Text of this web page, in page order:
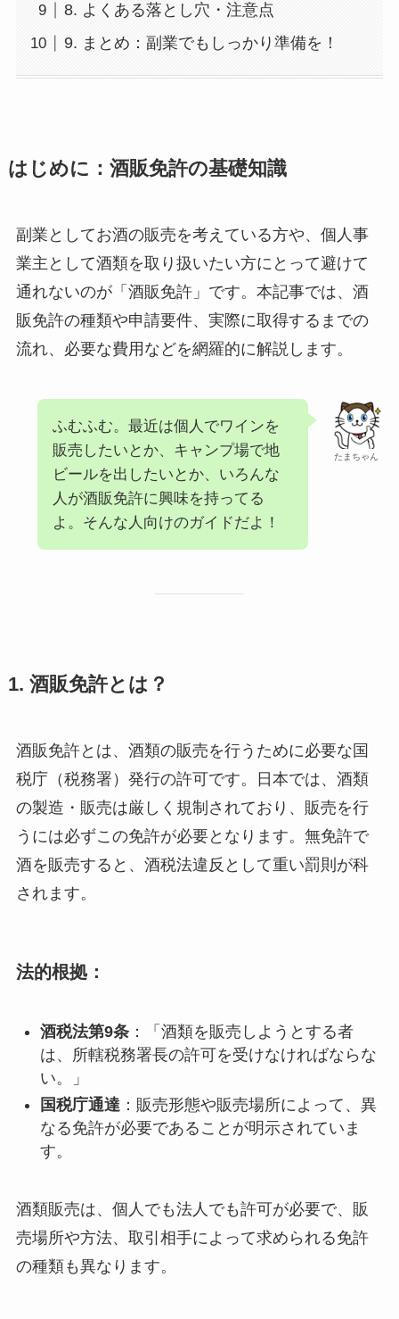
8. よくある落とし穴・注意点
9. まとめ：副業でもしっかり準備を！
はじめに：酒販免許の基礎知識
副業としてお酒の販売を考えている方や、個人事
業主として酒類を取り扱いたい方にとって避けて
通れないのが「酒販免許」です。本記事では、酒
販免許の種類や申請要件、実際に取得するまでの
流れ、必要な費用などを網羅的に解説します。
たまちゃん
ふむふむ。最近は個人でワインを
販売したいとか、キャンプ場で地
ビールを出したいとか、いろんな
人が酒販免許に興味を持ってる
よ。そんな人向けのガイドだよ！
1. 酒販免許とは？
酒販免許とは、酒類の販売を行うために必要な国
税庁（税務署）発行の許可です。日本では、酒類
の製造・販売は厳しく規制されており、販売を行
うには必ずこの免許が必要となります。無免許で
酒を販売すると、酒税法違反として重い罰則が科
されます。
法的根拠：
酒税法第9条：「酒類を販売しようとする者
は、所轄税務署長の許可を受けなければならな
い。」
国税庁通達：販売形態や販売場所によって、異
なる免許が必要であることが明示されていま
す。
酒類販売は、個人でも法人でも許可が必要で、販
売場所や方法、取引相手によって求められる免許
の種類も異なります。